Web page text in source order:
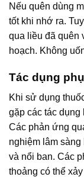
Nếu quên dùng
tốt khi nhớ ra.
qua liều đã quên
hoạch. Không
Tác dụng phụ
Khi sử dụng
gặp các tác dụng
Các phản ứng
nghiệm lâm sàng
và nổi ban. Các
thoảng có thể xảy